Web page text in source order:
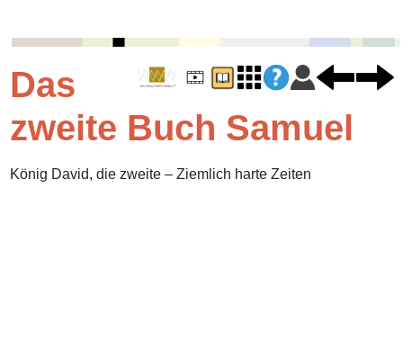
Das
zweite Buch Samuel
König David, die zweite – Ziemlich harte Zeiten